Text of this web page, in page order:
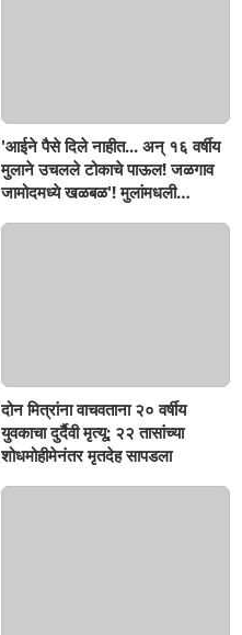
'आईने पैसे दिले नाहीत... अन् १६ वर्षीय
मुलाने उचलले टोकाचे पाऊल! जळगाव
जामोदमध्ये खळबळ'! मुलांमधली
दोन मित्रांना वाचवताना २० वर्षीय
युवकाचा दुर्दैवी मृत्यू; २२ तासांच्या
शोधमोहीमेनंतर मृतदेह सापडला